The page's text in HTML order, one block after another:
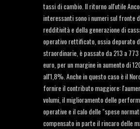
tassi di cambio. Il ritorno all'utile
interessanti sono i numeri sul fronte
redditività e della generazione di
operativo rettificato, ossia depurato
straordinarie, è passato da 213 a
euro, per un margine in aumento di
all'1,8%. Anche in questo caso è il
fornire il contributo maggiore:
volumi, il miglioramento delle
operative e il calo delle "spese
compensato in parte il rincaro delle